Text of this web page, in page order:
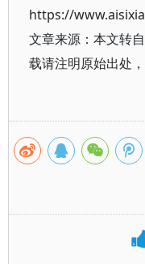
https://
文章来源：本文转
载请注明原始出处